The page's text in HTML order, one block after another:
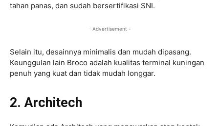
tahan panas, dan sudah bersertifikasi SNI.
- Advertisement -
Selain itu, desainnya minimalis dan mudah dipasang.
Keunggulan lain Broco adalah kualitas terminal kuningan
penuh yang kuat dan tidak mudah longgar.
2. Architech